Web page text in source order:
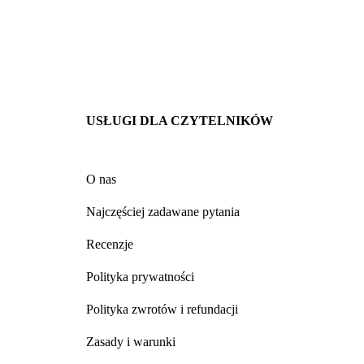
USŁUGI DLA CZYTELNIKÓW
O nas
Najczęściej zadawane pytania
Recenzje
Polityka prywatności
Polityka zwrotów i refundacji
Zasady i warunki
Portuguese
Spanish